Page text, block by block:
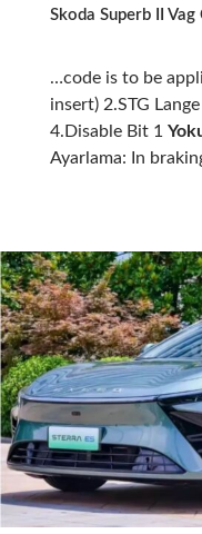
Skoda Superb II Vag
…code is to be
insert) 2.STG
4.Disable Bit 1
Ayarlama: In